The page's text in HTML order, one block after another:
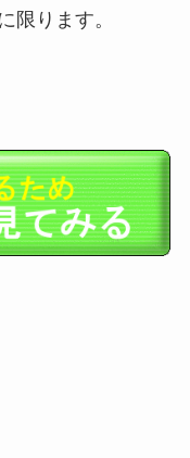
限ります。